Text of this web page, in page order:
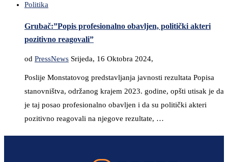
Politika
Grubač:”Popis profesionalno obavljen, politički akteri
pozitivno reagovali”
od PressNews Srijeda, 16 Oktobra 2024,
Poslije Monstatovog predstavljanja javnosti rezultata Popisa
stanovništva, održanog krajem 2023. godine, opšti utisak je da
je taj posao profesionalno obavljen i da su politički akteri
pozitivno reagovali na njegove rezultate, …